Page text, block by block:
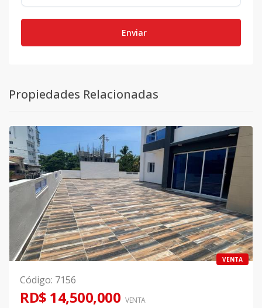
Enviar
Propiedades Relacionadas
VENTA
Código: 7156
RD$ 14,500,000 VENTA